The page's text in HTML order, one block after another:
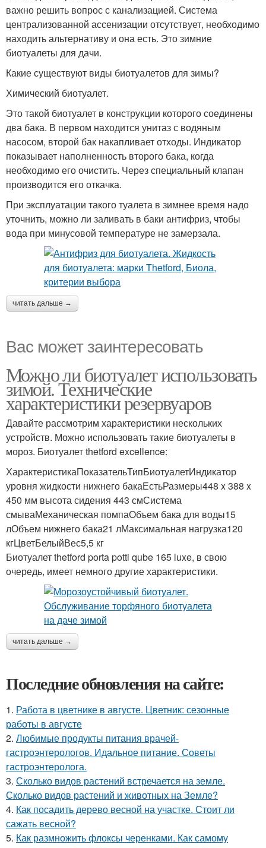
важно решить вопрос с канализацией. Система
централизованной ассенизации отсутствует, необходимо
находить альтернативу и она есть. Это зимние
биотуалеты для дачи.
Какие существуют виды биотуалетов для зимы?
Химический биотуалет.
Это такой биотуалет в конструкции которого соединены
два бака. В первом находится унитаз с водяным
насосом, второй бак накапливает отходы. Индикатор
показывает наполненность второго бака, когда
необходимо его очистить. Через специальный клапан
производится его откачка.
При эксплуатации такого туалета в зимнее время надо
уточнить, можно ли заливать в баки антифриз, чтобы
вода при минусовой температуре не замерзала.
читать дальше →
Вас может заинтересовать
Можно ли биотуалет использовать
зимой. Технические
характеристики резервуаров
Давайте рассмотрим характеристики нескольких
устройств. Можно использовать такие биотуалеты в
мороз. Биотуалет thetford excellence:
ХарактеристикаПоказательТипБиотуалетИндикатор
уровня жидкости нижнего бакаЕстьРазмеры448 x 388 x
450 мм высота сидения 443 смСистема
смываМеханическая помпаОбъем бака для воды15
лОбъем нижнего бака21 лМаксимальная нагрузка120
кгЦветБелыйВес5,5 кг
Биотуалет thetford porta potti qube 165 luxe, в свою
очередь, имеет немного другие характеристики.
читать дальше →
Последние обновления на сайте:
1. Работа в цветнике в августе. Цветник: сезонные
работы в августе
2. Любимые продукты питания врачей-
гастроэнтерологов. Идальное питание. Советы
гастроэнтеролога.
3. Сколько видов растений встречается на земле.
Сколько видов растений и животных на Земле?
4. Как посадить дерево весной на участке. Стоит ли
сажать весной?
5. Как размножить флоксы черенками. Как самому